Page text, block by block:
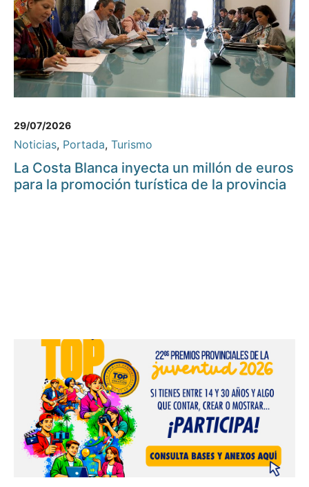
29/07/2026
Noticias, Portada, Turismo
La Costa Blanca inyecta un millón de euros
para la promoción turística de la provincia